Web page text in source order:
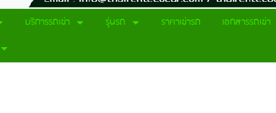
บริการรถเช่า รุ่นรถ ราคาเช่ารถ เอกสารรถเช่า